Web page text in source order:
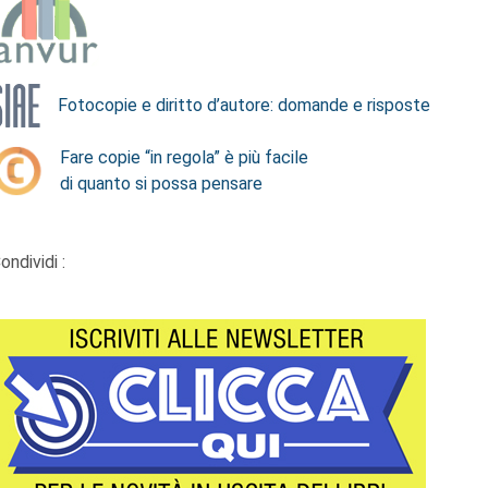
Fotocopie e diritto d’autore: domande e risposte
Fare copie “in regola” è più facile
di quanto si possa pensare
: